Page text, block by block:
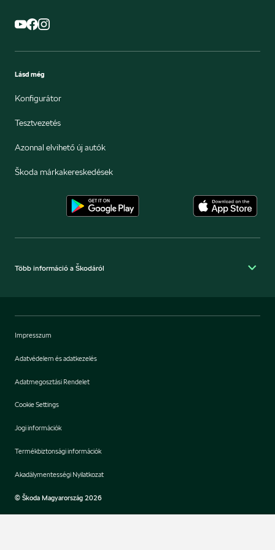
Lásd még
Konfigurátor
Tesztvezetés
Azonnal elvihető új autók
Škoda márkakereskedések
Több információ a Škodáról
© Škoda Magyarország 2026
Impresszum
Adatvédelem és adatkezelés
Adatmegosztási Rendelet
Cookie Settings
Jogi információk
Termékbiztonsági információk
Akadálymentességi Nyilatkozat